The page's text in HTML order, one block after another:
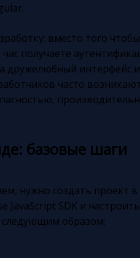
вместо того
получаете
дружелюбный интерфейс и
часто
базовые шаги
нужно создать проект в
JavaScript SDK и настроить
следующим образом: